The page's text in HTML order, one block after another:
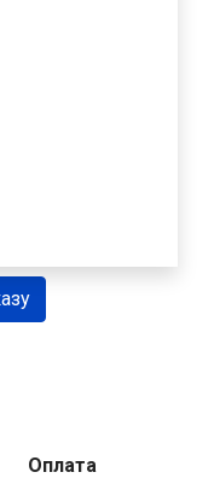
Оплата